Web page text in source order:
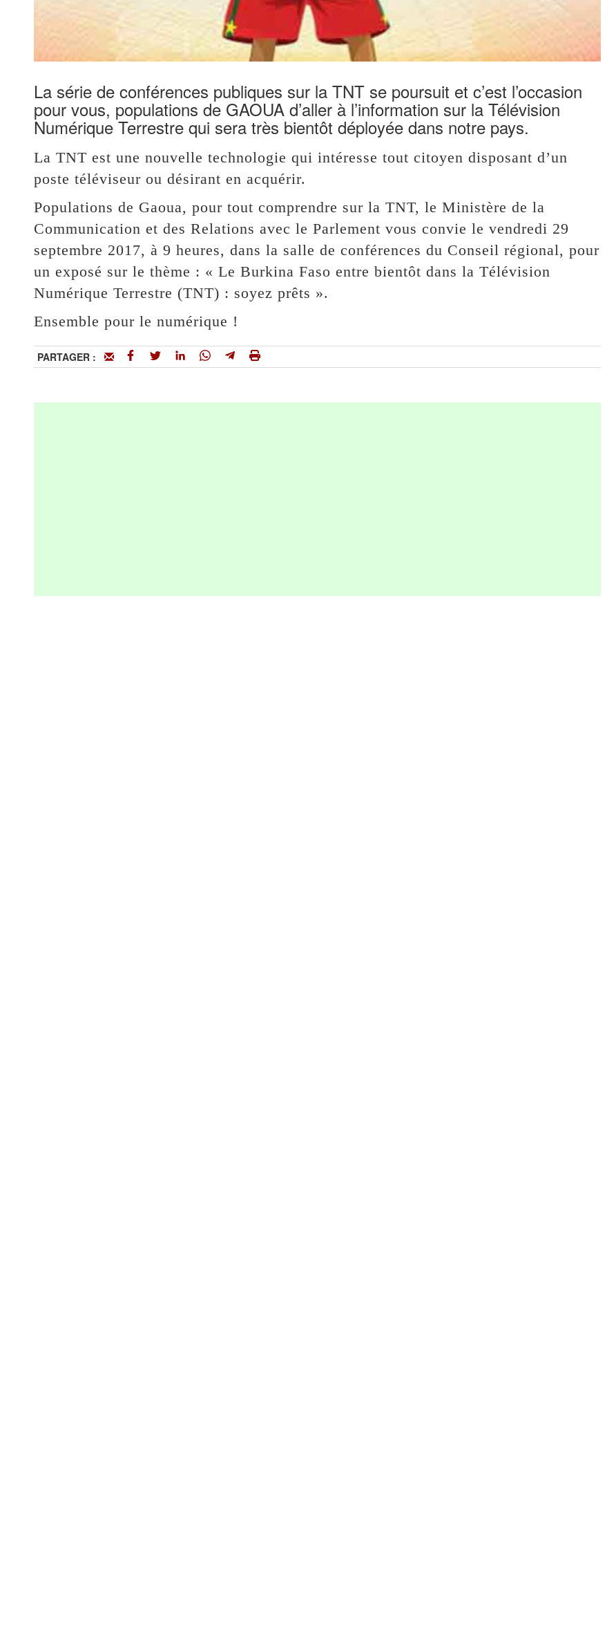
La série de conférences publiques sur la TNT se poursuit et c’est l’occasion
pour vous, populations de GAOUA d’aller à l’information sur la Télévision
Numérique Terrestre qui sera très bientôt déployée dans notre pays.
La TNT est une nouvelle technologie qui intéresse tout citoyen disposant d’un
poste téléviseur ou désirant en acquérir.
Populations de Gaoua, pour tout comprendre sur la TNT, le Ministère de la
Communication et des Relations avec le Parlement vous convie le vendredi 29
septembre 2017, à 9 heures, dans la salle de conférences du Conseil régional, pour
un exposé sur le thème : « Le Burkina Faso entre bientôt dans la Télévision
Numérique Terrestre (TNT) : soyez prêts ».
Ensemble pour le numérique !
PARTAGER :